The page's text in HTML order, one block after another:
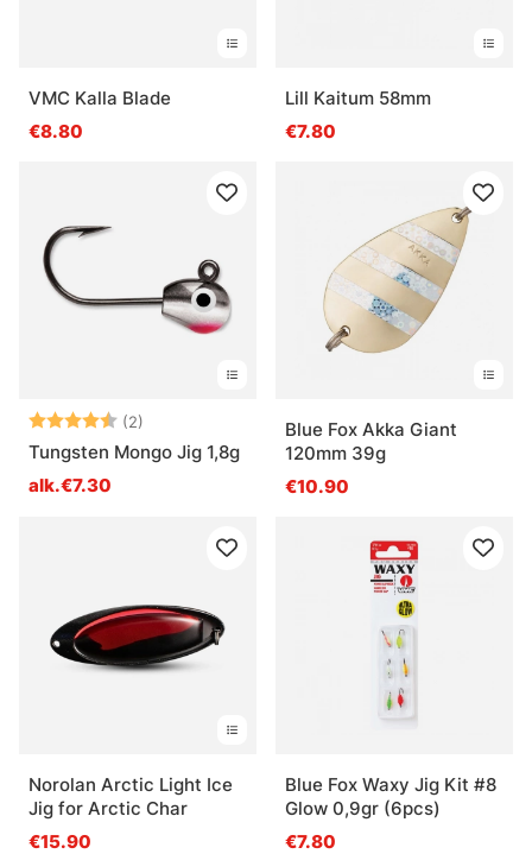
VMC Kalla Blade
€8.80
Lill Kaitum 58mm
€7.80
Arvio: (2)
4.5 5:sta tähdestä
Tungsten Mongo Jig 1,8g
alk.€7.30
Blue Fox Akka Giant
120mm 39g
€10.90
Norolan Arctic Light Ice
Jig for Arctic Char
€15.90
Blue Fox Waxy Jig Kit #8
Glow 0,9gr (6pcs)
€7.80